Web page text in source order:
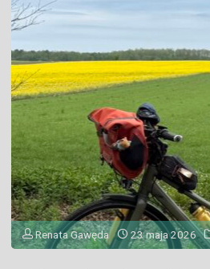
Renata Gawęda 23 maja 2026